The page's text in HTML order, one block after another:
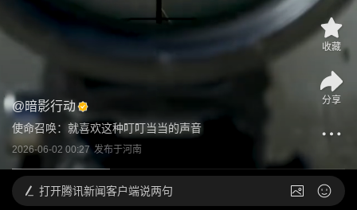
@暗影行动
使命召唤：就喜欢这种叮叮当当的声音
2026-06-02 00:27 发布于河南
收藏
分享
打开腾讯新闻客户端说两句